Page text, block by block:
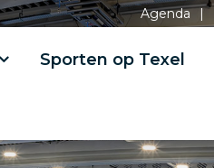
Agenda |
Sporten op Texel